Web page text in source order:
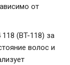
от
(BT-118) за
волос и